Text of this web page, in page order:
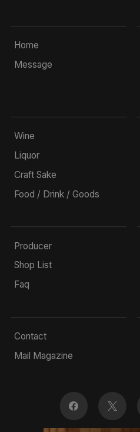
Home
Message
Wine
Liquor
Craft Sake
Food / Drink / Goods
Producer
Shop List
Faq
Contact
Mail Magazine